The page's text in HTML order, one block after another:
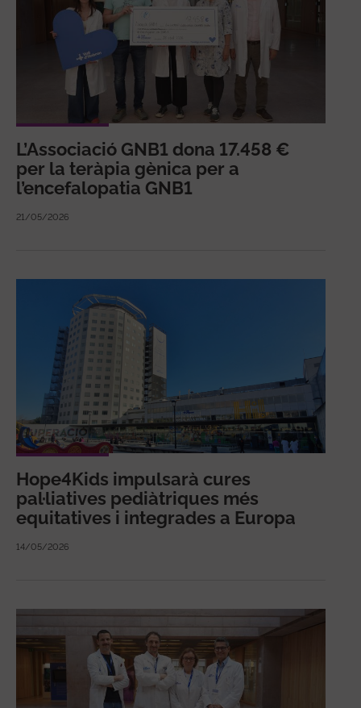
L’Associació GNB1 dona 17.458 €
per la teràpia gènica per a
l’encefalopatia GNB1
21/05/2026
Hope4Kids impulsarà cures
pal·liatives pediàtriques més
equitatives i integrades a Europa
14/05/2026